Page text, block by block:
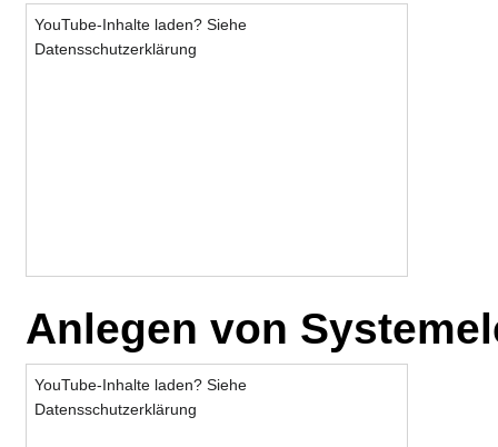
YouTube-Inhalte laden? Siehe
Datensschutzerklärung
Anlegen von
YouTube-Inhalte laden? Siehe
Datensschutzerklärung